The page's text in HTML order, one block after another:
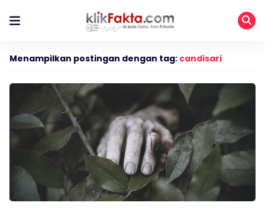
Menampilkan postingan dengan tag: candisari